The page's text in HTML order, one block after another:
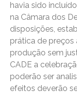
havia sido
na Câmara dos
disposições,
prática de
produção sem
CADE a
poderão ser
efeitos deverão